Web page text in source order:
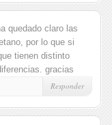
quedado claro las
por lo que si
tienen distinto
gracias
Responder